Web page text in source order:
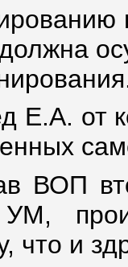
Е.А. от
ВОП
что и